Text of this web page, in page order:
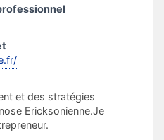
et des stratégies
Ericksonienne.Je